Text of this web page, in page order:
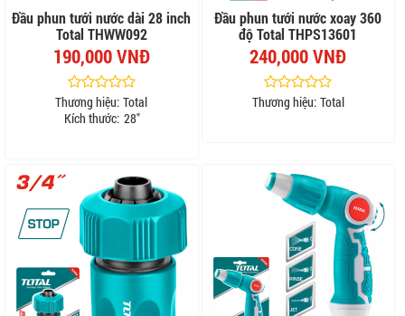
Đầu phun tưới nước dài 28 inch
Total THWW092
190,000 VNĐ
Thương hiệu: Total
Kích thước: 28"
Đầu phun tưới nước xoay 360
độ Total THPS13601
240,000 VNĐ
Thương hiệu: Total